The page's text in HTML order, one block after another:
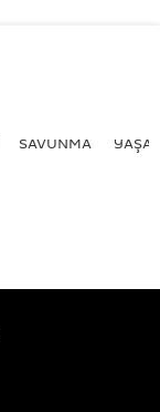
SAVUNMA